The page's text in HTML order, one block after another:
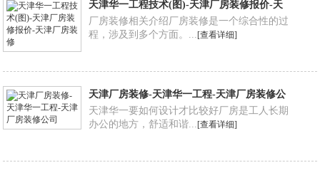
天津华一工程技术(图)-天津厂房装修报价-天
津厂房装修
厂房装修相关介绍厂房装修是一个综合性的过
程，涉及到多个方面。...[查看详细]
天津厂房装修-天津华一工程-天津厂房装修公
司
天津华一要如何设计才比较好厂房是工人长期
办公的地方，舒适和谐...[查看详细]